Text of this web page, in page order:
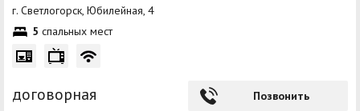
г. Светлогорск, Юбилейная, 4
5 спальных мест
договорная Позвонить